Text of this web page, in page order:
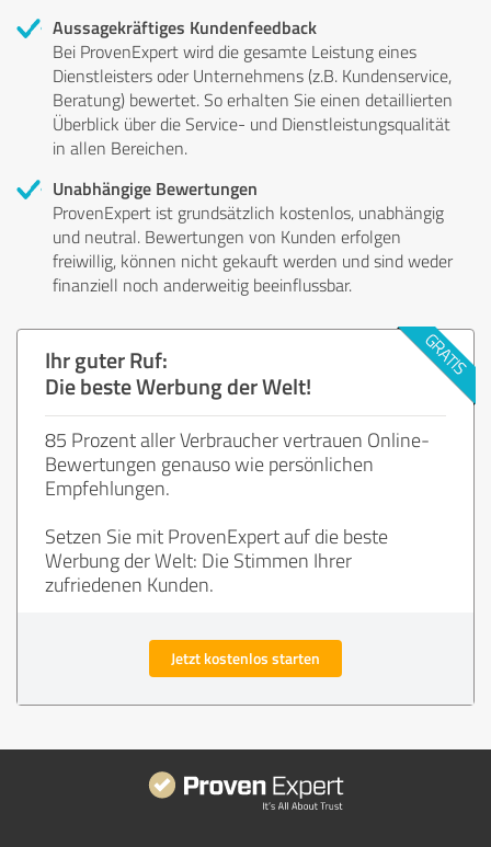
Aussagekräftiges Kundenfeedback
Bei ProvenExpert wird die gesamte Leistung eines
Dienstleisters oder Unternehmens (z.B. Kundenservice,
Beratung) bewertet. So erhalten Sie einen detaillierten
Überblick über die Service- und Dienstleistungsqualität
in allen Bereichen.
Unabhängige Bewertungen
ProvenExpert ist grundsätzlich kostenlos, unabhängig
und neutral. Bewertungen von Kunden erfolgen
freiwillig, können nicht gekauft werden und sind weder
finanziell noch anderweitig beeinflussbar.
Ihr guter Ruf:
Die beste Werbung der Welt!
85 Prozent aller Verbraucher vertrauen Online-
Bewertungen genauso wie persönlichen
Empfehlungen.
Setzen Sie mit ProvenExpert auf die beste
Werbung der Welt: Die Stimmen Ihrer
zufriedenen Kunden.
Jetzt kostenlos starten